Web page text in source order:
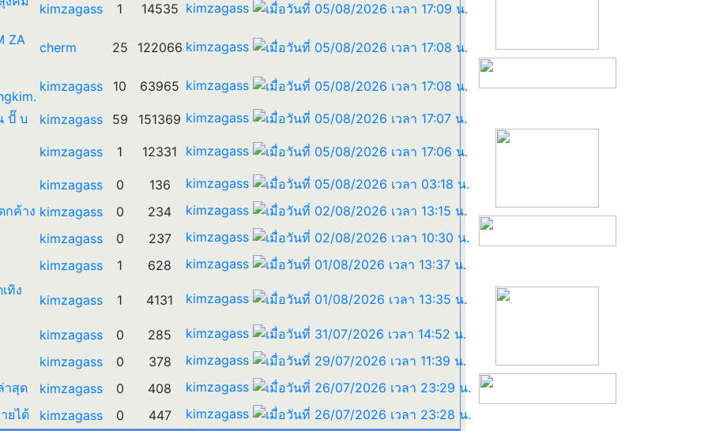
kimzagass 1 14535 kimzagass
ZA
cherm 25 122066 kimzagass
kimzagass 10 63965 kimzagass
ปั๊ บ kimzagass 59 151369 kimzagass
kimzagass 1 12331 kimzagass
kimzagass 0 136
kimzagass
กค้าง kimzagass 0 234
kimzagass
kimzagass 0 237
kimzagass
kimzagass 1 628
kimzagass
ทิง
kimzagass 1 4131 kimzagass
kimzagass 0 285
kimzagass
kimzagass 0 378
kimzagass
าสุด
kimzagass 0 408
kimzagass
ยได้
kimzagass 0 447
kimzagass